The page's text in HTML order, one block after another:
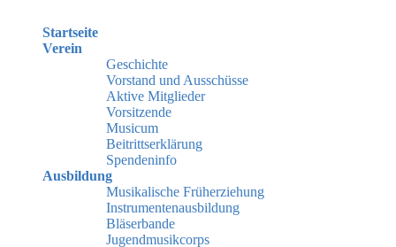
Startseite
Verein
Geschichte
Vorstand und Ausschüsse
Aktive Mitglieder
Vorsitzende
Musicum
Beitrittserklärung
Spendeninfo
Ausbildung
Musikalische Früherziehung
Instrumentenausbildung
Bläserbande
Jugendmusikcorps